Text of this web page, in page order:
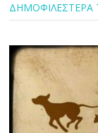
ΔΗΜΟΦΙΛΕΣΤΕΡΑ